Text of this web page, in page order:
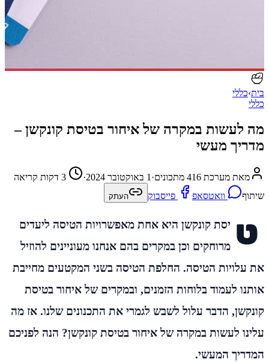
בית›כללי
כללי
מה לעשות במקרה של איחור בטיסת קונקשן –
מדריך מעשי
מאת מערכת 416 מתכונים · 1 באוקטובר 2024 ·
3 דקות קריאה
שיתוף
וואטסאפ פייסבוק העתק
ט יסת קונקשן היא אחת מאפשרויות הטיסה ליעדים
מרוחקים וכן במקרים בהם אנחנו מעוניינים להוזיל
את עלויות הטיסה. החלפת הטיסה בשני המקטעים מחייבת
אותנו לעמוד בלוחות הזמנים, ובמקרים של איחור בטיסת
קונקשן, הדבר עלול לשבש לגמרי את התכנונים שלנו. אז מה
עלינו לעשות במקרה של איחור בטיסת קונקשן? הנה לפניכם
המדריך המעשי.